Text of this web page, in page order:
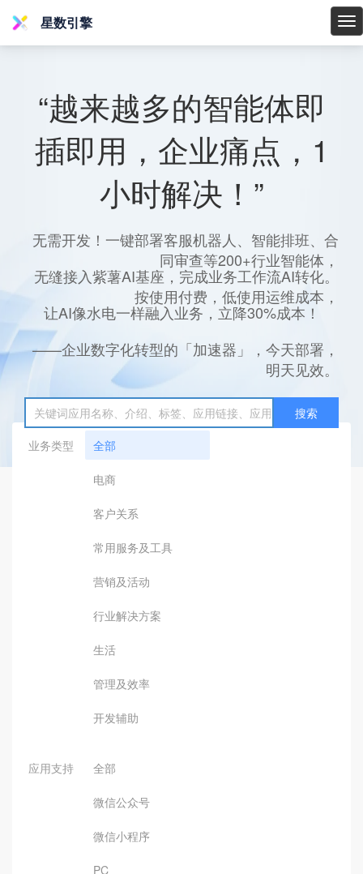
星
星数引擎
“越来越多的智能体即
插即用，企业痛点，1
小时解决！”
无需开发！一键部署客服机器人、智能排班、合
同审查等200+行业智能体，
无缝接入紫薯AI基座，完成业务工作流AI转化。
按使用付费，低使用运维成本，
让AI像水电一样融入业务，立降30%成本！
——企业数字化转型的「加速器」，今天部署，
明天见效。
搜索
业务类型
全部
电商
客户关系
常用服务及工具
营销及活动
行业解决方案
生活
管理及效率
开发辅助
应用支持 全部
微信公众号
微信小程序
PC